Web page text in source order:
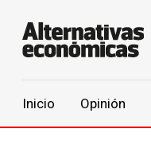
Inicio Opinión